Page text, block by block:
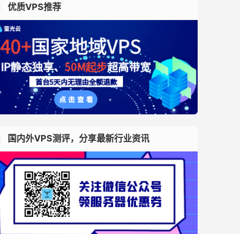
优质VPS推荐
国内外VPS测评，分享最新行业资讯